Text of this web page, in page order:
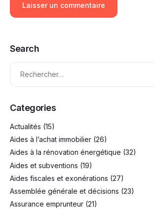
Search
Categories
Actualités (15)
Aides à l’achat immobilier (26)
Aides à la rénovation énergétique (32)
Aides et subventions (19)
Aides fiscales et exonérations (27)
Assemblée générale et décisions (23)
Assurance emprunteur (21)